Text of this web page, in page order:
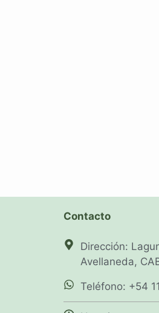
Contacto
Dirección:
Avellaneda,
Teléfono: +54